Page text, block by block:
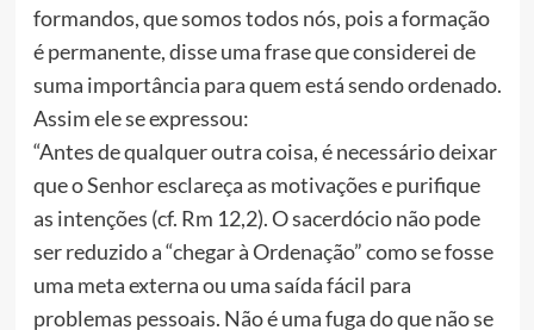
formandos, que somos todos nós, pois a formação
é permanente, disse uma frase que considerei de
suma importância para quem está sendo ordenado.
Assim ele se expressou:
“Antes de qualquer outra coisa, é necessário deixar
que o Senhor esclareça as motivações e purifique
as intenções (cf. Rm 12,2). O sacerdócio não pode
ser reduzido a “chegar à Ordenação” como se fosse
uma meta externa ou uma saída fácil para
problemas pessoais. Não é uma fuga do que não se